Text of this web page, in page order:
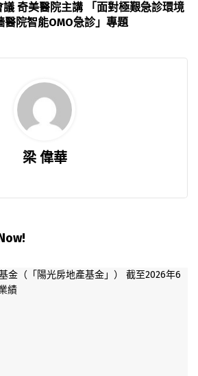
奇美醫院主講 「面對極艱急診環境
醫院智能OMO急診」專題
梁 偉華